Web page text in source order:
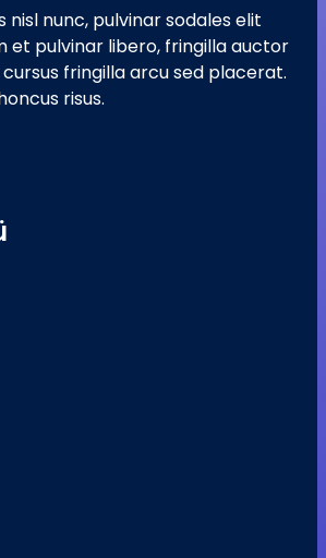
nisl nunc, pulvinar sodales elit
et pulvinar libero, fringilla auctor
cursus fringilla arcu sed placerat.
risus.